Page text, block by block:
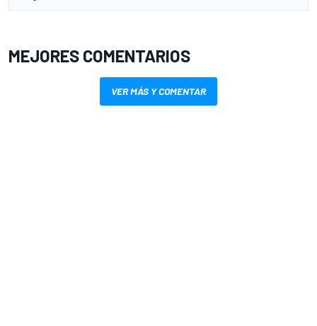
MEJORES COMENTARIOS
VER MÁS Y COMENTAR